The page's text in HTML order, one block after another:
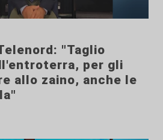
"Taglio
per gli
allo zaino, anche le